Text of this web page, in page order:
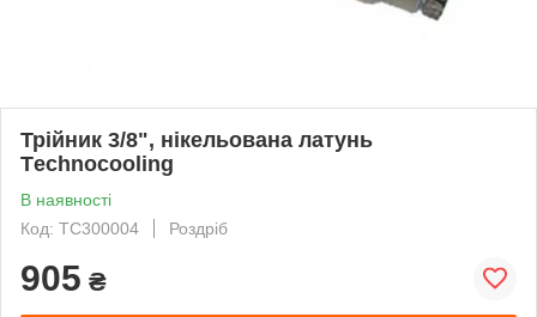
Трійник 3/8", нікельована латунь
Тechnocooling
В наявності
Код: TC300004
Роздріб
905 ₴